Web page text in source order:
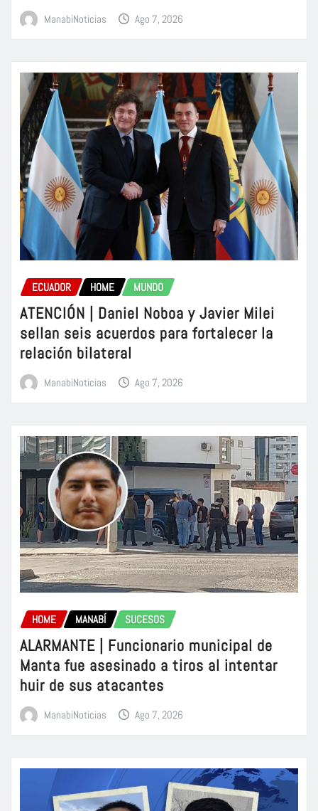
ManabiNoticias Ago 7, 2026
ECUADOR HOME MUNDO
ATENCIÓN | Daniel Noboa y Javier Milei
sellan seis acuerdos para fortalecer la
relación bilateral
ManabiNoticias Ago 7, 2026
HOME MANABÍ SUCESOS
ALARMANTE | Funcionario municipal de
Manta fue asesinado a tiros al intentar
huir de sus atacantes
ManabiNoticias Ago 7, 2026